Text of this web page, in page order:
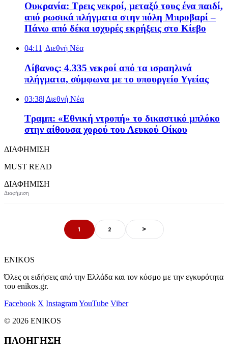
Ουκρανία: Τρεις νεκροί, μεταξύ τους ένα παιδί,
από ρωσικά πλήγματα στην πόλη Μπροβαρί –
Πάνω από δέκα ισχυρές εκρήξεις στο Κίεβο
04:11 | Διεθνή Νέα
Λίβανος: 4.335 νεκροί από τα ισραηλινά
πλήγματα, σύμφωνα με το υπουργείο Υγείας
03:38| Διεθνή Νέα
Τραμπ: «Εθνική ντροπή» το δικαστικό μπλόκο
στην αίθουσα χορού του Λευκού Οίκου
ΔΙΑΦΗΜΙΣΗ
MUST READ
ΔΙΑΦΗΜΙΣΗ
1 2 >
ENIKOS
Όλες οι ειδήσεις από την Ελλάδα και τον κόσμο με την εγκυρότητα
του enikos.gr.
Facebook X InstagramYouTube Viber
© 2026 ENIKOS
ΠΛΟΗΓΗΣΗ